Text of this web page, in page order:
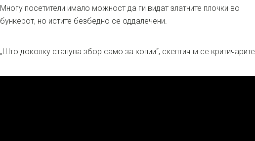
Многу посетители имало можност да ги видат златните плочки во
бункерот, но истите безбедно се оддалечени.
„Што доколку станува збор само за копии“, скептични се критичарите.